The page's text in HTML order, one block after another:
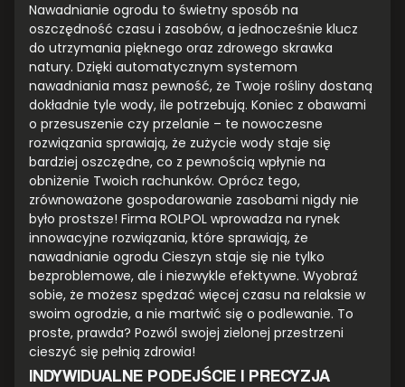
Nawadnianie ogrodu to świetny sposób na
oszczędność czasu i zasobów, a jednocześnie klucz
do utrzymania pięknego oraz zdrowego skrawka
natury. Dzięki automatycznym systemom
nawadniania masz pewność, że Twoje rośliny dostaną
dokładnie tyle wody, ile potrzebują. Koniec z obawami
o przesuszenie czy przelanie – te nowoczesne
rozwiązania sprawiają, że zużycie wody staje się
bardziej oszczędne, co z pewnością wpłynie na
obniżenie Twoich rachunków. Oprócz tego,
zrównoważone gospodarowanie zasobami nigdy nie
było prostsze! Firma ROLPOL wprowadza na rynek
innowacyjne rozwiązania, które sprawiają, że
nawadnianie ogrodu Cieszyn staje się nie tylko
bezproblemowe, ale i niezwykle efektywne. Wyobraź
sobie, że możesz spędzać więcej czasu na relaksie w
swoim ogrodzie, a nie martwić się o podlewanie. To
proste, prawda? Pozwól swojej zielonej przestrzeni
cieszyć się pełnią zdrowia!
INDYWIDUALNE PODEJŚCIE I PRECYZJA